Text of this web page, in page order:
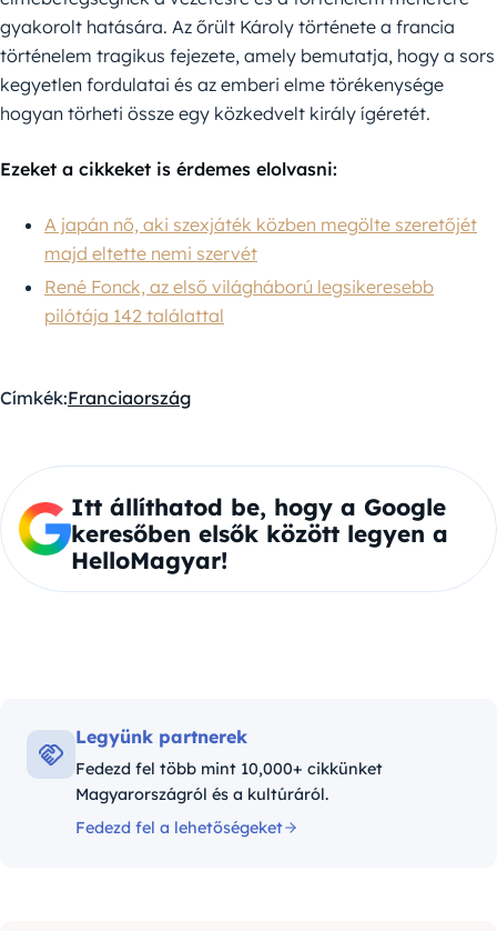
gyakorolt hatására. Az őrült Károly története a francia
történelem tragikus fejezete, amely bemutatja, hogy a sors
kegyetlen fordulatai és az emberi elme törékenysége
hogyan törheti össze egy közkedvelt király ígéretét.
Ezeket a cikkeket is érdemes elolvasni:
A japán nő, aki szexjáték közben megölte szeretőjét
majd eltette nemi szervét
René Fonck, az első világháború legsikeresebb
pilótája 142 találattal
Címkék:Franciaország
Itt állíthatod be, hogy a Google
keresőben elsők között legyen a
HelloMagyar!
Legyünk partnerek
Fedezd fel több mint 10,000+ cikkünket
Magyarországról és a kultúráról.
Fedezd fel a lehetőségeket